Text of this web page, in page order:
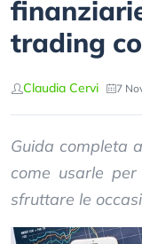
trading
Claudia Cervi 7
Guida completa
come usarle
sfruttare le